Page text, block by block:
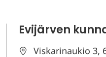
Evijärven
Viskarinaukio 3,